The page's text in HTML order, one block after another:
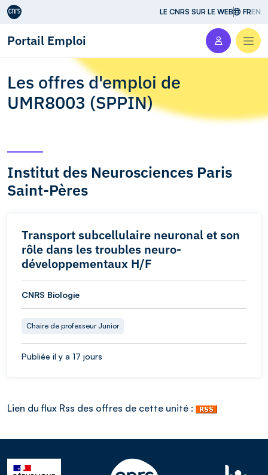
Aller au contenu LE CNRS SUR LE WEB FREN
Portail Emploi
Les offres d'emploi de
UMR8003 (SPPIN)
Institut des Neurosciences Paris
Saint-Pères
Transport subcellulaire neuronal et son
rôle dans les troubles neuro-
développementaux H/F
CNRS Biologie
Chaire de professeur Junior
Publiée il y a 17 jours
Lien du flux Rss des offres de cette unité :